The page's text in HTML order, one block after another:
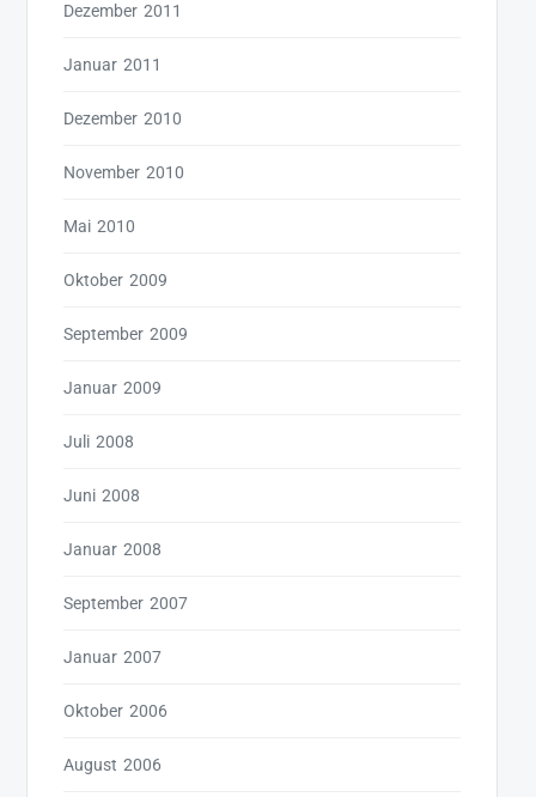
Dezember 2011
Januar 2011
Dezember 2010
November 2010
Mai 2010
Oktober 2009
September 2009
Januar 2009
Juli 2008
Juni 2008
Januar 2008
September 2007
Januar 2007
Oktober 2006
August 2006